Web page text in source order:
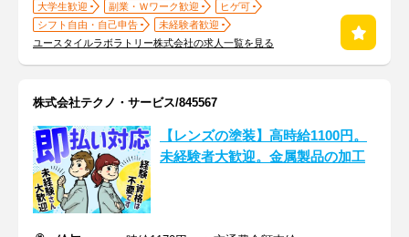
大学生歓迎 副業・Ｗワーク歓迎
ヒゲ可
シフト自由・自己申告
未経験者歓迎
ユースタイルラボラトリー株式会社の求人一覧を見る
株式会社テクノ・サービス/845567
【レンズの塗装】高時給1100円。
未経験者大歓迎。金属製品の加工